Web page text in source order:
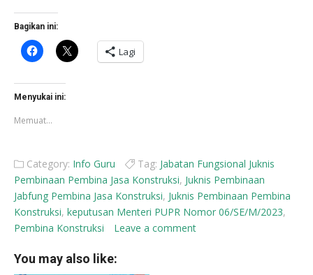
Bagikan ini:
Klik
untuk
Facebook(Membuka
di
jendela
baru)
Klik
untuk
berbagi
Lagi
Menyukai ini:
Memuat...
Category: Info Guru Tag: Jabatan Fungsional Juknis
Pembinaan Pembina Jasa Konstruksi, Juknis Pembinaan
Jabfung Pembina Jasa Konstruksi, Juknis Pembinaan Pembina
Konstruksi, keputusan Menteri PUPR Nomor 06/SE/M/2023,
Pembina Konstruksi
Leave a comment
You may also like: